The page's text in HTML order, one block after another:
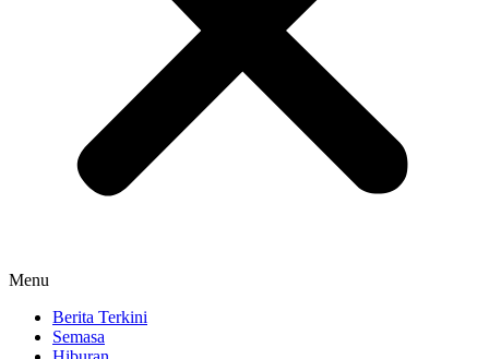
Menu
Berita Terkini
Semasa